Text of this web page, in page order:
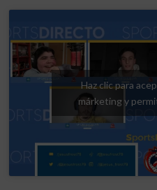
Haz clic para
márketing y